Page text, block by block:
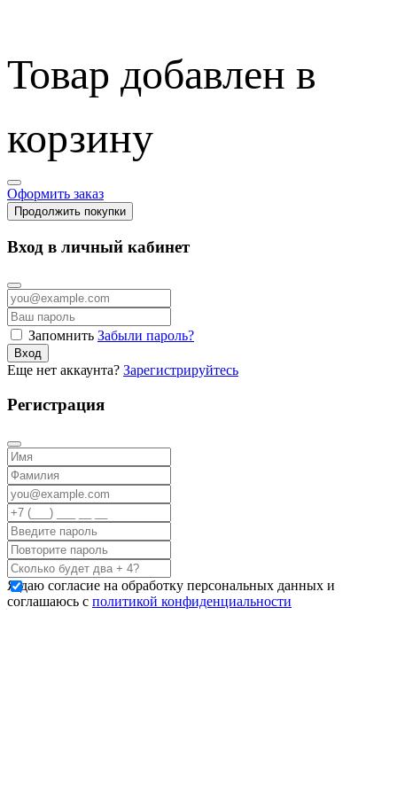
Товар добавлен в
корзину
Оформить заказ
Продолжить покупки
Вход в личный кабинет
Запомнить Забыли пароль?
Вход
Еще нет аккаунта? Зарегистрируйтесь
Регистрация
Я даю согласие на обработку персональных данных и
соглашаюсь с политикой конфиденциальности